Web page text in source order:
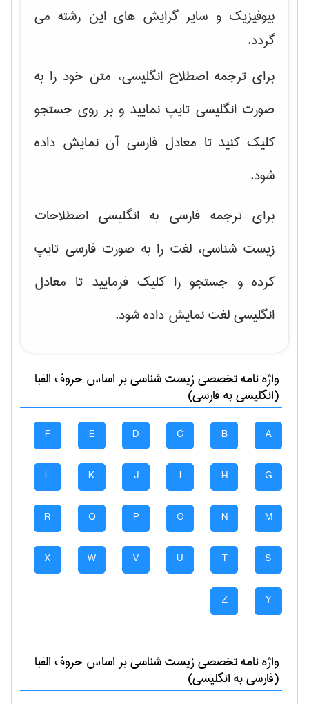
بیوفیزیک و سایر گرایش های این رشته می
گردد.
برای ترجمه اصطلاح انگلیسی، متن خود را به
صورت انگلیسی تایپ نمایید و بر روی جستجو
کلیک کنید تا معادل فارسی آن نمایش داده
شود.
برای ترجمه فارسی به انگلیسی اصطلاحات
زیست شناسی، لغت را به صورت فارسی تایپ
کرده و جستجو را کلیک فرمایید تا معادل
انگلیسی لغت نمایش داده شود.
واژه نامه تخصصیزيست شناسیبر اساس حروف الفبا
(انگلیسی به فارسی)
A
B
C
D
E
F
G
H
I
J
K
L
M
N
O
P
Q
R
S
T
U
V
W
X
Y
Z
واژه نامه تخصصیزيست شناسیبر اساس حروف الفبا
(فارسی به انگلیسی)